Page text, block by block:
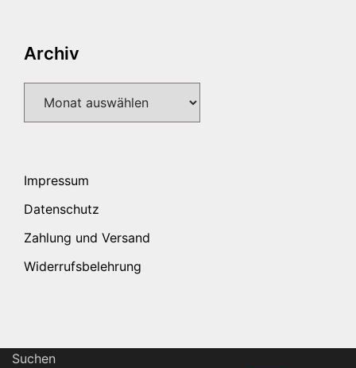
Archiv
Impressum
Datenschutz
Zahlung und Versand
Widerrufsbelehrung
Suchen